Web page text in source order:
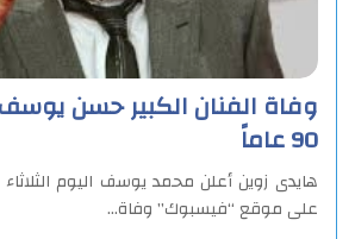
وفاة الفنان الكبير حسن
90 عاماً
هايدى زوين أعلن محمد يوسف اليوم
على موقع “فيسبوك” وفاة…